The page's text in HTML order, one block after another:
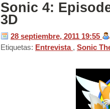
Sonic 4:
3D
28 septiembre, 2011 19:55
Etiquetas: Entrevista , Sonic